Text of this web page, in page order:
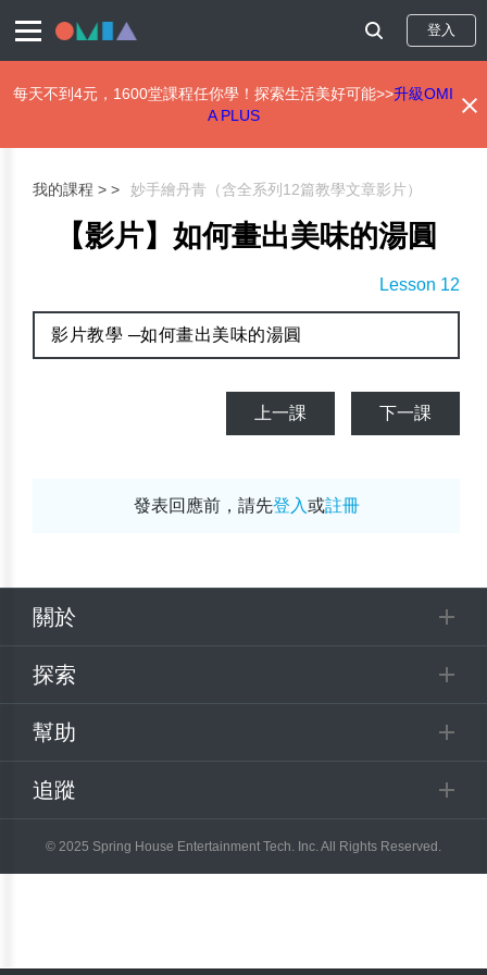
登入
每天不到4元，1600堂課程任你學！探索生活美好可能>>升級OMI
A PLUS
我的課程 > 妙手繪丹青（含全系列12篇教學文章影片）
【影片】如何畫出美味的湯圓
Lesson 12
影片教學 ─如何畫出美味的湯圓
上一課 下一課
發表回應前，請先登入或註冊
關於
探索
幫助
追蹤
© 2025 Spring House Entertainment Tech. Inc. All Rights Reserved.